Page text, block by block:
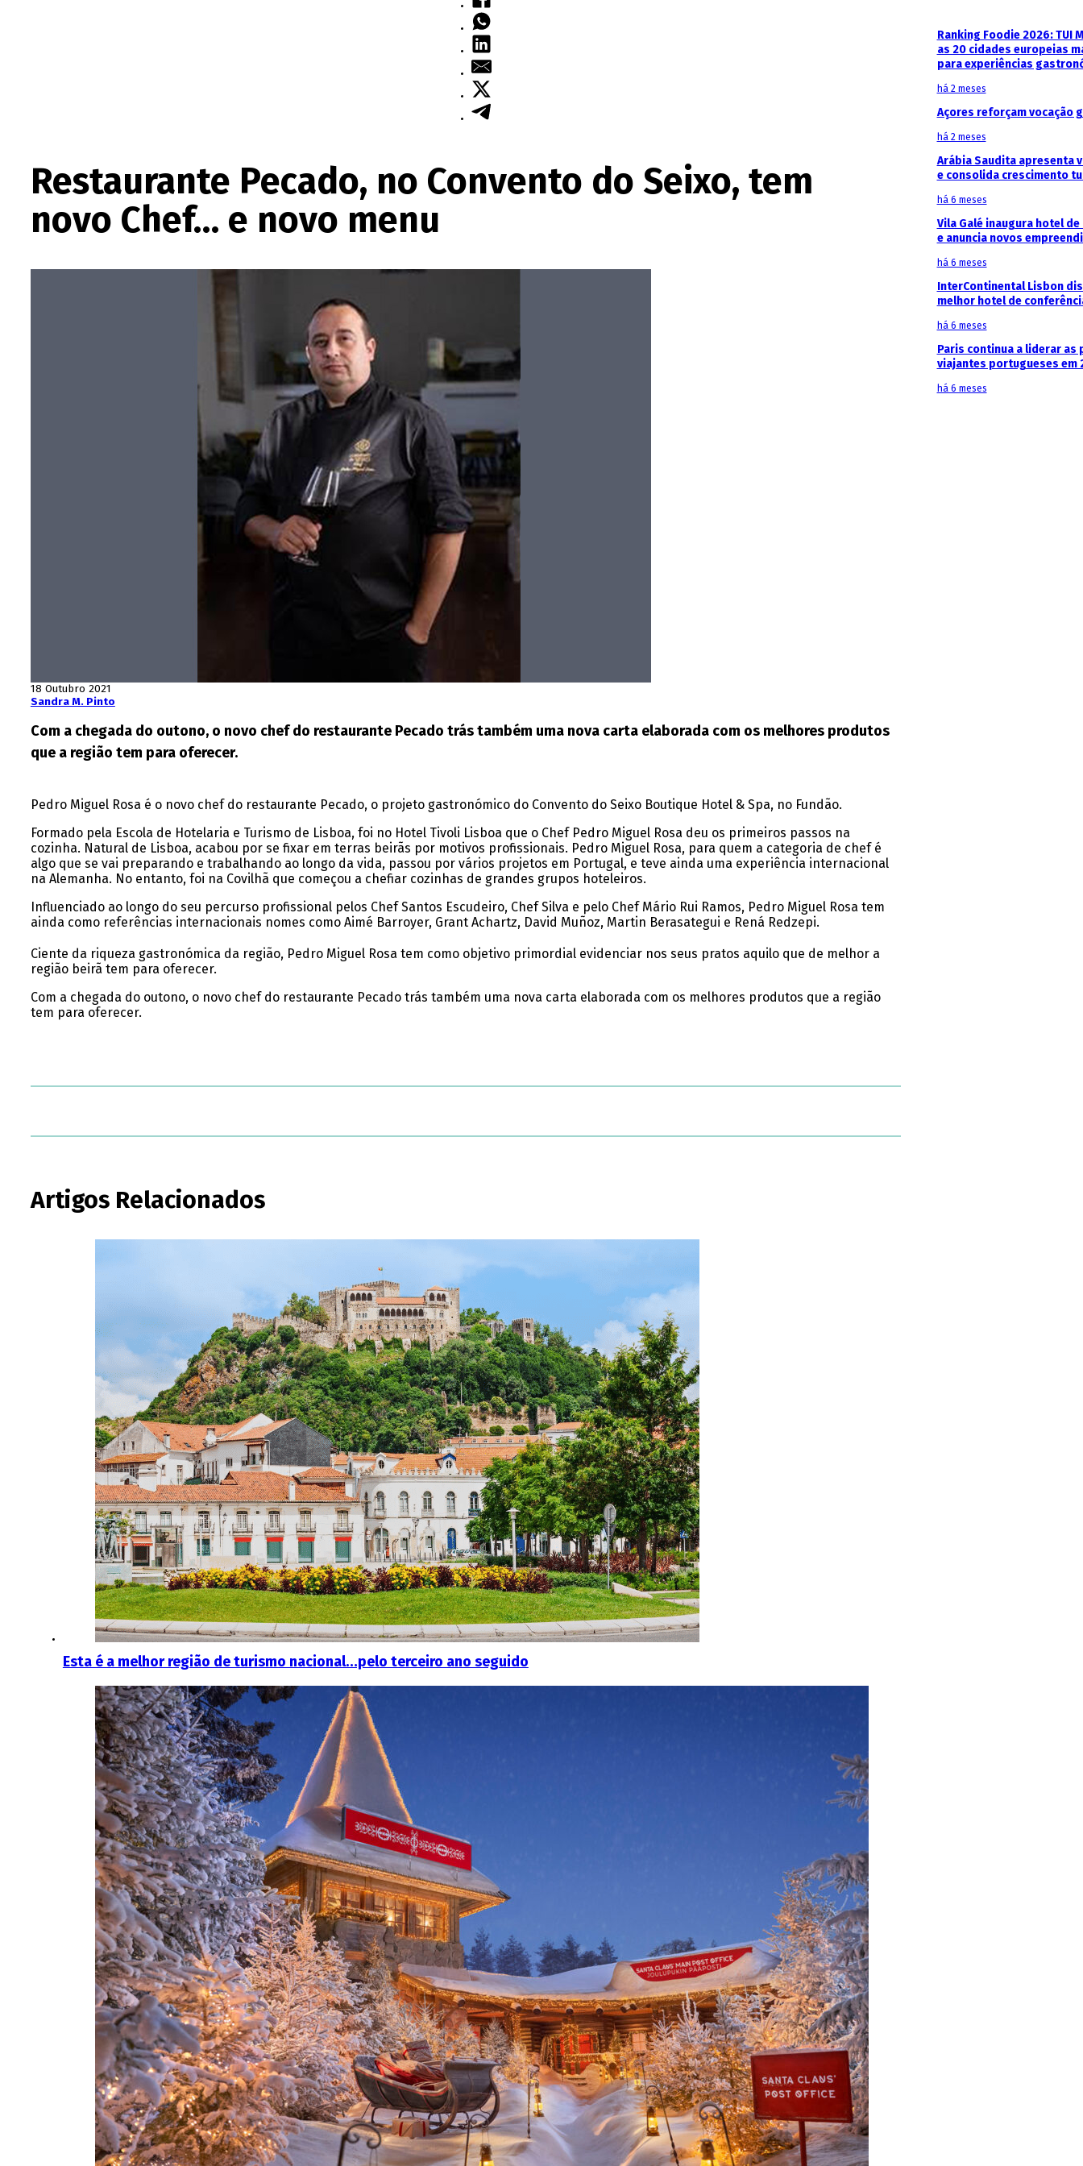
Restaurante Pecado, no Convento do Seixo, tem
novo Chef… e novo menu
18 Outubro 2021
Sandra M. Pinto
Com a chegada do outono, o novo chef do restaurante Pecado trás também uma nova carta elaborada com os melhores produtos
que a região tem para oferecer.
Pedro Miguel Rosa é o novo chef do restaurante Pecado, o projeto gastronómico do Convento do Seixo Boutique Hotel & Spa, no Fundão.
Formado pela Escola de Hotelaria e Turismo de Lisboa, foi no Hotel Tivoli Lisboa que o Chef Pedro Miguel Rosa deu os primeiros passos na
cozinha. Natural de Lisboa, acabou por se fixar em terras beirãs por motivos profissionais. Pedro Miguel Rosa, para quem a categoria de chef é
algo que se vai preparando e trabalhando ao longo da vida, passou por vários projetos em Portugal, e teve ainda uma experiência internacional
na Alemanha. No entanto, foi na Covilhã que começou a chefiar cozinhas de grandes grupos hoteleiros.
Influenciado ao longo do seu percurso profissional pelos Chef Santos Escudeiro, Chef Silva e pelo Chef Mário Rui Ramos, Pedro Miguel Rosa tem
ainda como referências internacionais nomes como Aimé Barroyer, Grant Achartz, David Muñoz, Martin Berasategui e Rená Redzepi.
Ciente da riqueza gastronómica da região, Pedro Miguel Rosa tem como objetivo primordial evidenciar nos seus pratos aquilo que de melhor a
região beirã tem para oferecer.
Com a chegada do outono, o novo chef do restaurante Pecado trás também uma nova carta elaborada com os melhores produtos que a região
tem para oferecer.
Artigos Relacionados
Esta é a melhor região de turismo nacional…pelo terceiro ano seguido
Ranking Foodie 2026: TUI
as 20 cidades europeias
para experiências
há 2 meses
Açores reforçam vocação
há 2 meses
Arábia Saudita apresenta
e consolida crescimento
há 6 meses
Vila Galé inaugura hotel de
e anuncia novos
há 6 meses
InterContinental Lisbon
melhor hotel de
há 6 meses
Paris continua a liderar as
viajantes portugueses em
há 6 meses